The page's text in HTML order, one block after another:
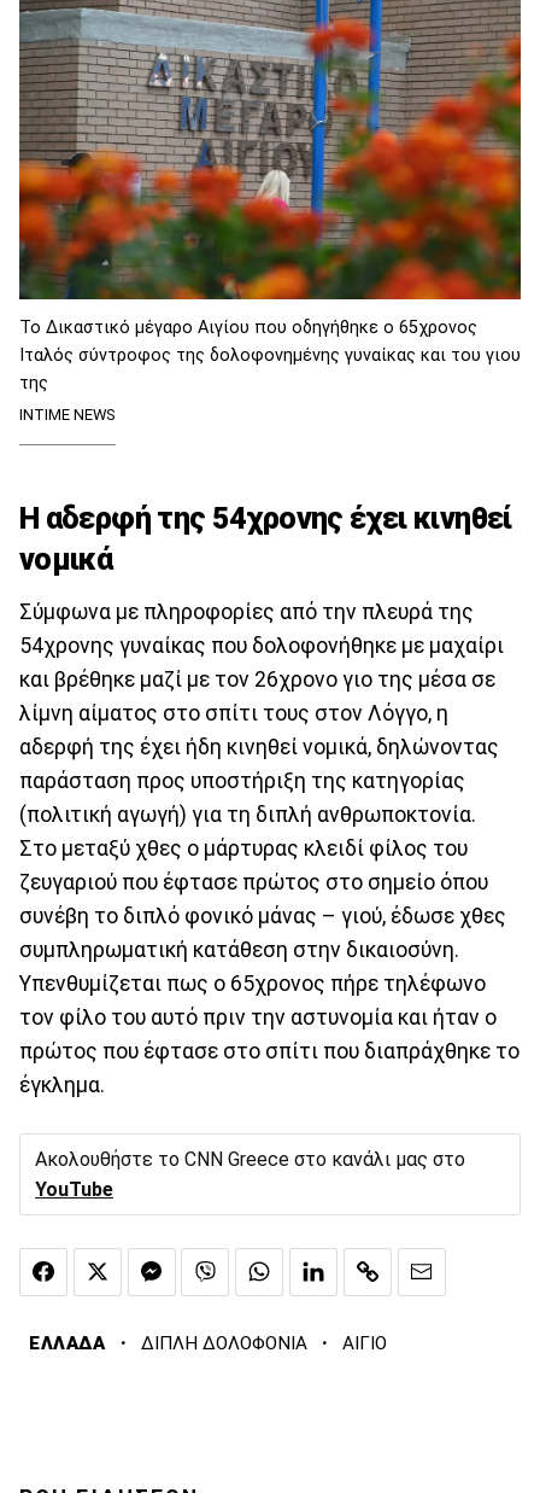
Το Δικαστικό μέγαρο Αιγίου που οδηγήθηκε ο 65χρονος
Ιταλός σύντροφος της δολοφονημένης γυναίκας και του γιου
της
INTIME NEWS
Η αδερφή της 54χρονης έχει κινηθεί
νομικά
Σύμφωνα με πληροφορίες από την πλευρά της
54χρονης γυναίκας που δολοφονήθηκε με μαχαίρι
και βρέθηκε μαζί με τον 26χρονο γιο της μέσα σε
λίμνη αίματος στο σπίτι τους στον Λόγγο, η
αδερφή της έχει ήδη κινηθεί νομικά, δηλώνοντας
παράσταση προς υποστήριξη της κατηγορίας
(πολιτική αγωγή) για τη διπλή ανθρωποκτονία.
Στο μεταξύ χθες ο μάρτυρας κλειδί φίλος του
ζευγαριού που έφτασε πρώτος στο σημείο όπου
συνέβη το διπλό φονικό μάνας – γιού, έδωσε χθες
συμπληρωματική κατάθεση στην δικαιοσύνη.
Υπενθυμίζεται πως ο 65χρονος πήρε τηλέφωνο
τον φίλο του αυτό πριν την αστυνομία και ήταν ο
πρώτος που έφτασε στο σπίτι που διαπράχθηκε το
έγκλημα.
Ακολουθήστε το CNN Greece στο κανάλι μας στο
YouTube
ΕΛΛΑΔΑ · ΔΙΠΛΗ ΔΟΛΟΦΟΝΙΑ · ΑΙΓΙΟ